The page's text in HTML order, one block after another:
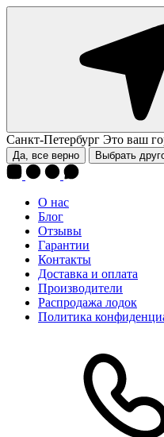
Санкт-Петербург Это ваш
Да, все верно Выбрать
О нас
Блог
Отзывы
Гарантии
Контакты
Доставка и оплата
Производители
Распродажа лодок
Политика